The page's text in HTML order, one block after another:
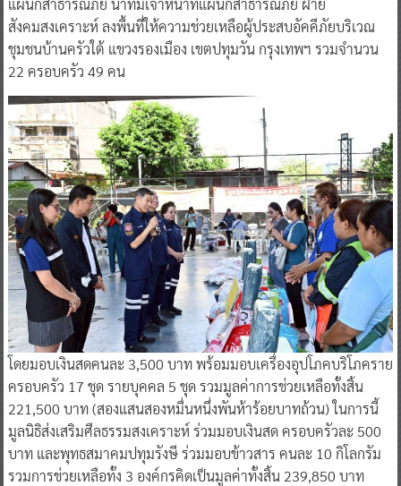
แผนกสาธารณภัย นำทีมเจ้าหน้าที่แผนกสาธารณภัย ฝ่าย
สังคมสงเคราะห์ ลงพื้นที่ให้ความช่วยเหลือผู้ประสบอัคคีภัยบริเวณ
ชุมชนบ้านครัวใต้ แขวงรองเมือง เขตปทุมวัน กรุงเทพฯ รวมจำนวน
22 ครอบครัว 49 คน
โดยมอบเงินสดคนละ 3,500 บาท พร้อมมอบเครื่องอุปโภคบริโภคราย
ครอบครัว 17 ชุด รายบุคคล 5 ชุด รวมมูลค่าการช่วยเหลือทั้งสิ้น
221,500 บาท (สองแสนสองหมื่นหนึ่งพันห้าร้อยบาทถ้วน) ในการนี้
มูลนิธิส่งเสริมศีลธรรมสงเคราะห์ ร่วมมอบเงินสด ครอบครัวละ 500
บาท และพุทธสมาคมปทุมรังษี ร่วมมอบข้าวสาร คนละ 10 กิโลกรัม
รวมการช่วยเหลือทั้ง 3 องค์กรคิดเป็นมูลค่าทั้งสิ้น 239,850 บาท